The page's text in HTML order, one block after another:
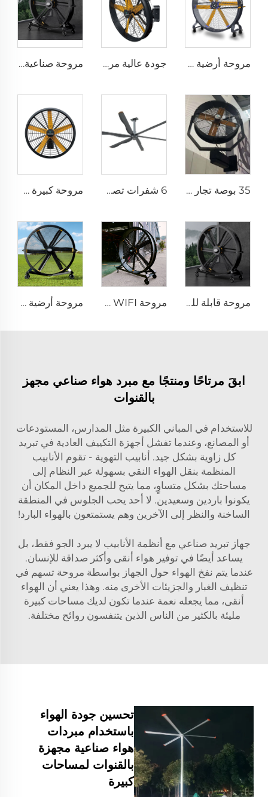
مروحة أرضية كبيرة بحجم 2 متر ومحرك PMSM قابل للحركة لمجالات الرياضة جودة عالية مروحة جدارية صناعية بسرعة عالية للمخازن الصناعية مروحة صناعية قابلة للحركة بارتفاع 2000 مم وقطر 80 بوصة، مروحة هادئة توضع على الأرض
35 بوصة تجار الجملة مروحة رذاذ ماء جديدة لصيف المصنع ورش العمل، مروحة رذاذ متذبذبة، مروحة تبريد بالرذاذ 6 شفرات تصميم جديد مروحة سقف تجارية بمحرك AC مروحة كبيرة سرعة عالية قابلة للتركيب على الجدار بأحجام 0.9 متر و1.2 متر للمصانع والتجارة
مروحة قابلة للحركة بهدوء قطرها 2000 ملم (80 إنش) تعمل بالتيار الكهربائي البالغ 220 فولت ومصنوعة من الألمنيوم مروحة FJDIAMOND WIFI قابلة للتحكم بالهاتف المحمول، مروحة قاعدة بارتفاع 1.5 متر و2 متر، قطر 80 بوصة، قابلة للحركة، هادئة، ارتفاع 2000 ملم، مصنوعة من الألمنيوم، مناسبة للملاعب والصالات الرياضية مروحة أرضية قابلة للحركة FJDIAMOND قطرها 1.5 متر و2 متر (80 إنش)، يمكن التحكم بها عبر الـ WIFI، هادئة ومناسبة لصالات الجيم
ابقَ مرتاحًا ومنتجًا مع مبرد هواء صناعي مجهز
بالقنوات
للاستخدام في المباني الكبيرة مثل المدارس، المستودعات
أو المصانع، وعندما تفشل أجهزة التكييف العادية في تبريد
كل زاوية بشكل جيد. أنابيب التهوية - تقوم الأنابيب
المنظمة بنقل الهواء النقي بسهولة عبر النظام إلى
مساحتك بشكل متساوٍ، مما يتيح للجميع داخل المكان أن
يكونوا باردين وسعيدين. لا أحد يحب الجلوس في المنطقة
الساخنة والنظر إلى الآخرين وهم يستمتعون بالهواء البارد!
جهاز تبريد صناعي مع أنظمة الأنابيب لا يبرد الجو فقط، بل
يساعد أيضًا في توفير هواء أنقى وأكثر صداقة للإنسان.
عندما يتم نفخ الهواء حول الجهاز بواسطة مروحة تسهم في
تنظيف الغبار والجزيئات الأخرى منه. وهذا يعني أن الهواء
أنقى، مما يجعله نعمة عندما تكون لديك مساحات كبيرة
مليئة بالكثير من الناس الذين يتنفسون روائح مختلفة.
تحسين جودة الهواء
باستخدام مبردات
هواء صناعية مجهزة
بالقنوات لمساحات
كبيرة